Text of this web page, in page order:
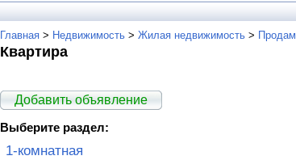
Главная > Недвижимость > Жилая недвижимость > Продам
Квартира
Добавить объявление
Выберите раздел:
1-комнатная